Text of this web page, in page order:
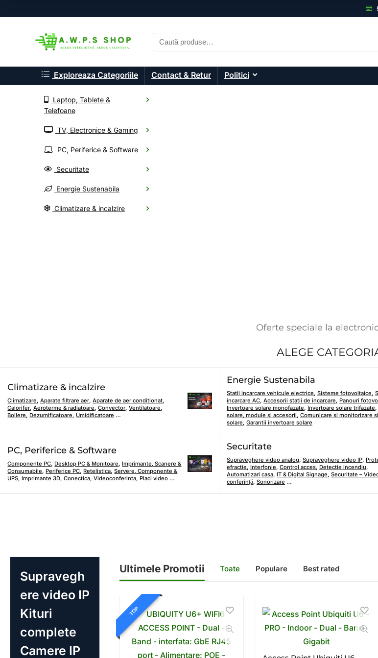
Exploreaza Categoriile
Laptop, Tablete &
Telefoane
TV, Electronice & Gaming
PC, Periferice & Software
Securitate
Energie Sustenabila
Climatizare & incalzire
Contact & Retur Politici
Componente PC, Electronice și
Oferte noi, livrare rapidă și garanția unui magazin de
Oferte speciale la
ALEGE
Climatizare & incalzire
Climatizare,Aparate filtrare aer,Aparate de aer conditionat,
Calorifer,Aeroterme & radiatoare,Convector,Ventilatoare,
Boilere, Dezumificatoare, Umidificatoare …
Energie Sustenabila
Statii incarcare vehicule electrice,Sisteme fotovoltaice,
incarcare AC,Accesorii statii de incarcare, Panouri
Invertoare solare monofazate, Invertoare solare trifazate,
solare, module si accesorii,Comunicare si monitorizare
solare,Garantii invertoare solare
PC, Periferice & Software
Componente PC, Desktop PC & Monitoare, Imprimante, Scanere &
Consumabile, Periferice PC, Retelistica,Servere, Componente &
UPS, Imprimante 3D,Conectica,Videoconferinta, Placi video …
Securitate
Supraveghere video analog,Supraveghere video IP,
efractie, Interfonie,Control acces, Detectie incendiu,
Automatizari casa, IT & Digital Signage,Securitate –
conferință,Sonorizare …
Supravegh
ere video IP
Kituri
complete
Camere IP
Ultimele Promotii Toate Populare Best rated
TOP